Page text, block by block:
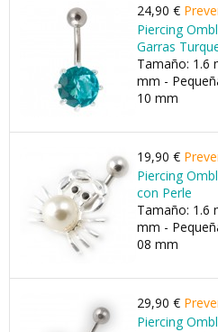
24,90 €
Piercing
Garras
Tamaño: 1.6
mm -
10 mm
19,90 €
Piercing
con Perle
Tamaño: 1.6
mm -
08 mm
29,90 €
Piercing